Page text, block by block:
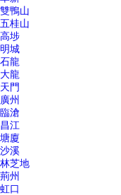
雙鴨山
五桂山
高埗
明城
石龍
大龍
天門
廣州
臨滄
昌江
塘廈
沙溪
林芝地
荊州
虹口